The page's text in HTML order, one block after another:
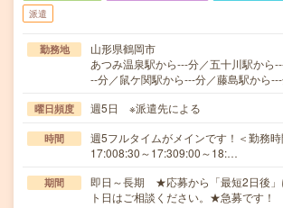
派遣
勤務地
山形県鶴岡市
あつみ温泉駅から---分／五十川駅から
--分／鼠ケ関駅から---分／藤島駅から
曜日頻度 週5日 ※派遣先による
時間
週5フルタイムがメインです！＜勤務
17:008:30～17:309:00～18:…
期間
即日～長期 ★応募から「最短2日後」
ト日はご相談ください。★急募です！